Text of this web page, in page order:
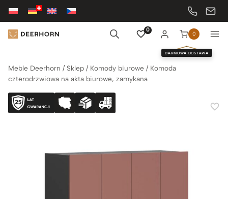
Przejdź
treści
0
0
DARMOWA DOSTAWA
Meble Deerhorn / Sklep / Komody biurowe / Komoda
czterodrzwiowa na akta biurowe, zamykana